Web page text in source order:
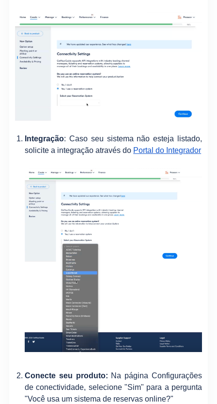
Integração: Caso seu sistema não esteja listado,
solicite a integração através do Portal do Integrador
Conecte seu produto: Na página Configurações
de conectividade, selecione "Sim" para a pergunta
"Você usa um sistema de reservas online?"